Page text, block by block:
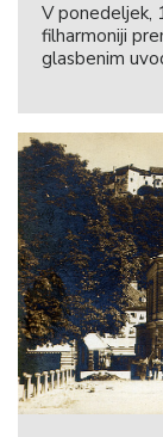
V ponedeljek,
filharmoniji
glasbenim